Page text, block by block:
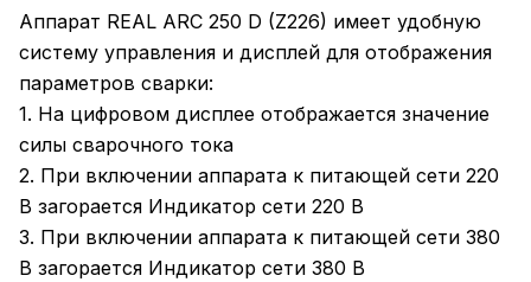
Аппарат REAL ARC 250 D (Z226) имеет удобную
систему управления и дисплей для отображения
параметров сварки:
1. На цифровом дисплее отображается значение
силы сварочного тока
2. При включении аппарата к питающей сети 220
В загорается Индикатор сети 220 В
3. При включении аппарата к питающей сети 380
В загорается Индикатор сети 380 В